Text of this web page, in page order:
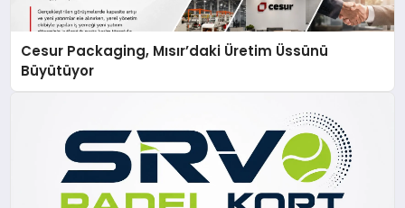
Cesur Packaging, Mısır’daki Üretim Üssünü
Büyütüyor